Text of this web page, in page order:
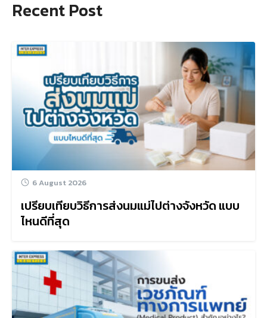
Recent Post
6 August 2026
เปรียบเทียบวิธีการส่งนมแม่ไปต่างจังหวัด แบบ
ไหนดีที่สุด